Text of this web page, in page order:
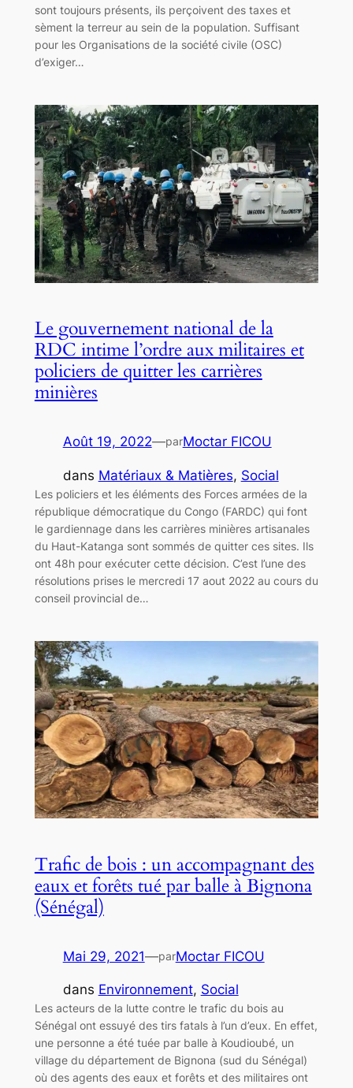
sont toujours présents, ils perçoivent des taxes et
sèment la terreur au sein de la population. Suffisant
pour les Organisations de la société civile (OSC)
d’exiger…
Le gouvernement national de la
RDC intime l’ordre aux militaires et
policiers de quitter les carrières
minières
Août 19, 2022—parMoctar FICOU
dans Matériaux & Matières, Social
Les policiers et les éléments des Forces armées de la
république démocratique du Congo (FARDC) qui font
le gardiennage dans les carrières minières artisanales
du Haut-Katanga sont sommés de quitter ces sites. Ils
ont 48h pour exécuter cette décision. C’est l’une des
résolutions prises le mercredi 17 aout 2022 au cours du
conseil provincial de…
Trafic de bois : un accompagnant des
eaux et forêts tué par balle à Bignona
(Sénégal)
Mai 29, 2021—parMoctar FICOU
dans Environnement, Social
Les acteurs de la lutte contre le trafic du bois au
Sénégal ont essuyé des tirs fatals à l’un d’eux. En effet,
une personne a été tuée par balle à Koudioubé, un
village du département de Bignona (sud du Sénégal)
où des agents des eaux et forêts et des militaires ont